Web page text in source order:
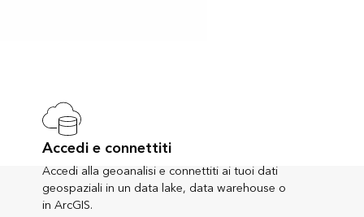
Accedi e connettiti
Accedi alla geoanalisi e connettiti ai tuoi dati
geospaziali in un data lake, data warehouse o
in ArcGIS.